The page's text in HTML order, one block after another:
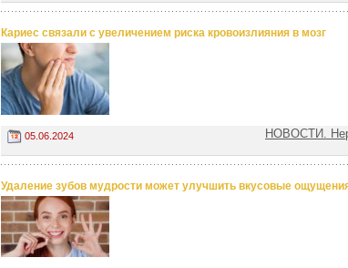
Кариес связали с увеличением риска кровоизлияния в мозг
05.06.2024 НОВОСТИ.
Удаление зубов мудрости может улучшить вкусовые